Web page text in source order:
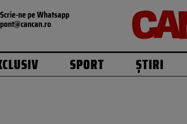
Scrie-ne pe Whatsapp
pont@cancan.ro
SPORT ȘTIRI